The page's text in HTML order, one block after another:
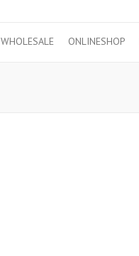
WHOLESALE ONLINESHOP